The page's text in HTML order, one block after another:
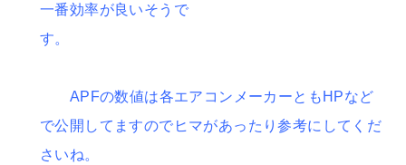
一番効率が良いそうで
す。
APFの数値は各エアコンメーカーともHPなど
で公開してますのでヒマがあったり参考にしてくだ
さいね。